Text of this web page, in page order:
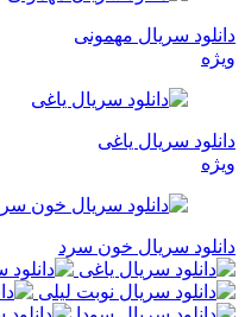
دانلود سریال مهمونی
ویژه
دانلود سریال یاغی
ویژه
دانلود سریال خون سرد